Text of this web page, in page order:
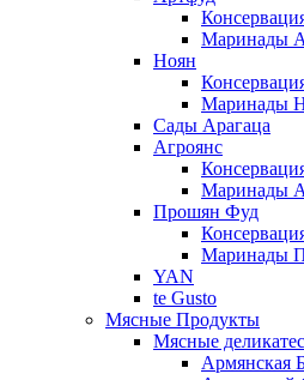
Маринады
Ноян
Маринады
Сады Арагаца
Агроянс
Маринады
Прошян Фуд
Маринады
YAN
te Gusto
Мясные Продукты
Мясные
Армянская